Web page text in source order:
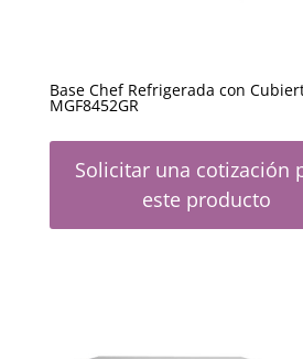
Base Chef Refrigerada con
MGF8452GR
Solicitar una cotización
este producto